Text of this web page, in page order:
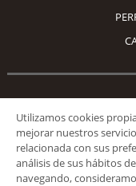
Utilizamos cookies
mejorar nuestros
relacionada con sus
análisis de sus hábitos
navegando,